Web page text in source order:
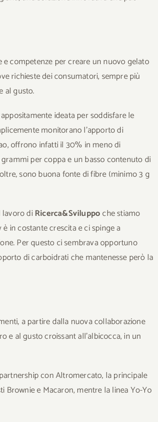
competenze per creare un nuovo gelato
richieste dei consumatori, sempre più
al gusto.
ideata per soddisfare le
monitorano l’apporto di
offrono infatti il 30% in meno di
per coppa e un basso contenuto di
sono buona fonte di fibre (minimo 3 g
lavoro diRicerca&Sviluppoche stiamo
in costante crescita e ci spinge a
Per questo ci sembrava opportuno
di carboidrati che mantenesse però la
a partire dalla nuova collaborazione
e al gusto croissant all’albicocca, in un
con Altromercato, la principale
Brownie e Macaron, mentre la linea Yo-Yo